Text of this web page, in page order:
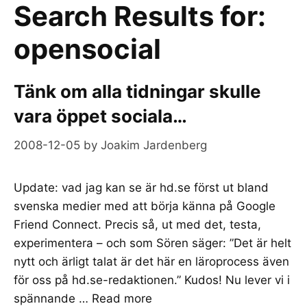
Search Results for:
opensocial
Tänk om alla tidningar skulle
vara öppet sociala…
2008-12-05 by Joakim Jardenberg
Update: vad jag kan se är hd.se först ut bland
svenska medier med att börja känna på Google
Friend Connect. Precis så, ut med det, testa,
experimentera – och som Sören säger: ”Det är helt
nytt och ärligt talat är det här en läroprocess även
för oss på hd.se-redaktionen.” Kudos! Nu lever vi i
spännande … Read more